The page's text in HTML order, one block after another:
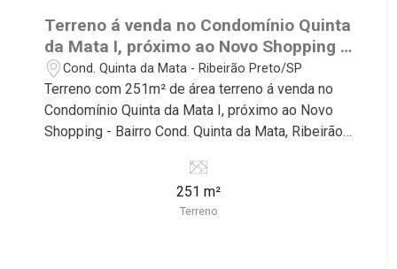
Terreno á venda no Condomínio Quinta
da Mata I, próximo ao Novo Shopping -
Ribeirão Preto/SP.
Cond. Quinta da Mata - Ribeirão Preto/SP
Terreno com 251m² de área terreno á venda no
Condomínio Quinta da Mata I, próximo ao Novo
Shopping - Bairro Cond. Quinta da Mata, Ribeirão
imóvel que a Martinelli Imobiliária selecionou
Condomínio fechado - Portaria 24 hrs Martinelli
251 m²
Terreno